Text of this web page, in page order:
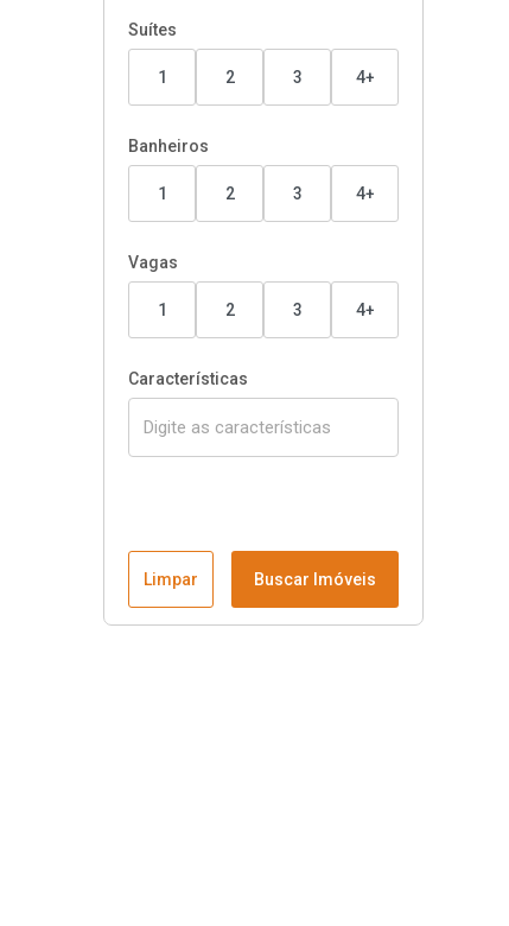
Suítes
1 2 3 4+
Banheiros
1 2 3 4+
Vagas
1 2 3 4+
Características
Limpar Buscar Imóveis